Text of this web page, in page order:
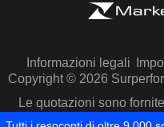
Informazioni legali
Copyright © 2026
Le quotazioni sono